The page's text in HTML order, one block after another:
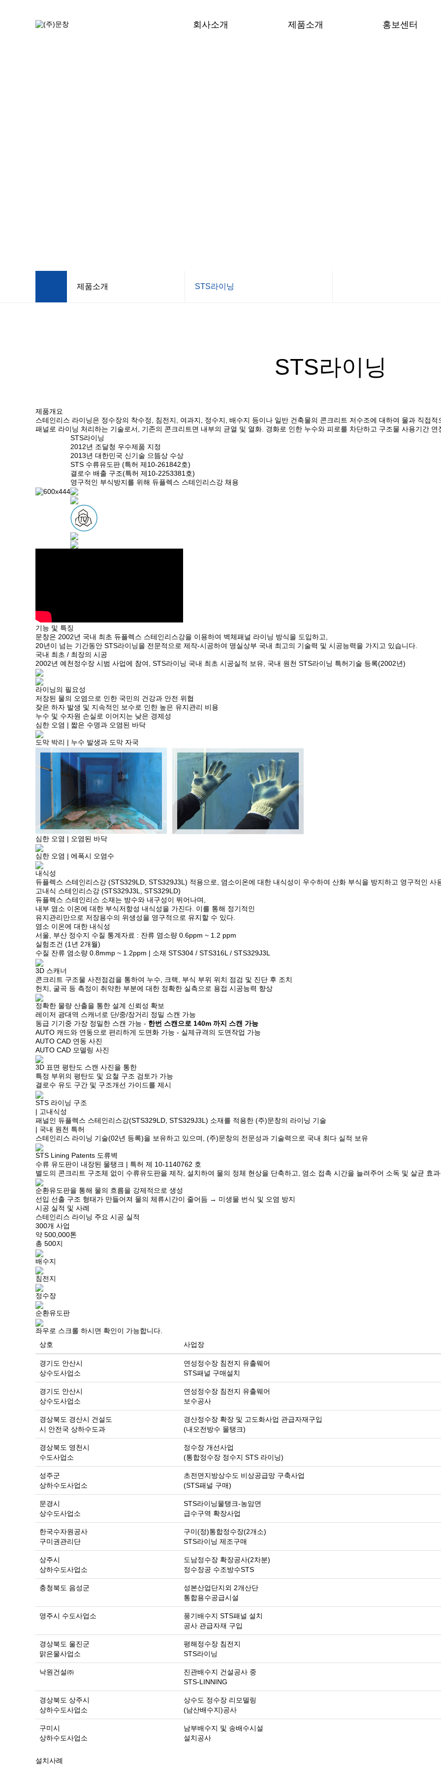
회사소개 제품소개 홍보센터
제품소개 STS라이닝
STS라이닝
제품개요
스테인리스 라이닝은 정수장의 착수정, 침전지, 여과지, 정수지, 배수지 등이나 일반 건축물의 콘크리트 저수조에 대하여 물과 직접적
패널로 라이닝 처리하는 기술로서, 기존의 콘크리트면 내부의 균열 및 열화. 경화로 인한 누수와 피로를 차단하고 구조물 사용기간 연
STS라이닝
2012년 조달청 우수제품 지정
2013년 대한민국 신기술 으뜸상 수상
STS 수류유도판 (특허 제10-261842호)
결로수 배출 구조(특허 제10-2253381호)
영구적인 부식방지를 위해 듀플렉스 스테인리스강 채용
기능 및 특징
문창은 2002년 국내 최초 듀플렉스 스테인리스강을 이용하여 벽체패널 라이닝 방식을 도입하고,
20년이 넘는 기간동안 STS라이닝을 전문적으로 제작-시공하여 명실상부 국내 최고의 기술력 및 시공능력을 가지고 있습니다.
국내 최초 / 최장의 시공
2002년 예천정수장 시범 사업에 참여, STS라이닝 국내 최초 시공실적 보유, 국내 원천 STS라이닝 특허기술 등록(2002년)
라이닝의 필요성
저장된 물의 오염으로 인한 국민의 건강과 안전 위협
잦은 하자 발생 및 지속적인 보수로 인한 높은 유지관리 비용
누수 및 수자원 손실로 이어지는 낮은 경제성
심한 오염 | 짧은 수명과 오염된 바닥
도막 박리 | 누수 발생과 도막 자국
심한 오염 | 오염된 바닥
심한 오염 | 에폭시 오염수
내식성
듀플렉스 스테인리스강 (STS329LD, STS329J3L) 적용으로, 염소이온에 대한 내식성이 우수하여 산화 부식을 방지하고 영구적인 사
고내식 스테인리스강 (STS329J3L, STS329LD)
듀플렉스 스테인리스 소재는 방수와 내구성이 뛰어나며,
내부 염소 이온에 대한 부식저항성 내식성을 가진다. 이를 통해 정기적인
유지관리만으로 저장용수의 위생성을 영구적으로 유지할 수 있다.
염소 이온에 대한 내식성
서울, 부산 정수지 수질 통계자료 : 잔류 염소량 0.6ppm ~ 1.2 ppm
실험조건 (1년 2개월)
수질 잔류 염소량 0.8mmp ~ 1.2ppm | 소재 STS304 / STS316L / STS329J3L
3D 스캐너
콘크리트 구조물 사전점검을 통하여 누수, 크랙, 부식 부위 위치 점검 및 진단 후 조치
헌치, 굴곡 등 측정이 취약한 부분에 대한 정확한 실측으로 용접 시공능력 향상
정확한 물량 산출을 통한 설계 신뢰성 확보
레이저 광대역 스캐너로 단/중/장거리 정밀 스캔 가능
동급 기기중 가장 정밀한 스캔 가능 - 한번 스캔으로 140m 까지 스캔 가능
AUTO 캐드와 연동으로 편리하게 도면화 가능 - 실제규격의 도면작업 가능
AUTO CAD 연동 사진
AUTO CAD 모델링 사진
3D 표면 평탄도 스캔 사진을 통한
특정 부위의 평탄도 및 요철 구조 검토가 가능
결로수 유도 구간 및 구조개선 가이드를 제시
STS 라이닝 구조
| 고내식성
패널인 듀플렉스 스테인리스강(STS329LD, STS329J3L) 소재를 적용한 (주)문창의 라이닝 기술
| 국내 원천 특허
스테인리스 라이닝 기술(02년 등록)을 보유하고 있으며, (주)문창의 전문성과 기술력으로 국내 최다 실적 보유
STS Lining Patents 도류벽
수류 유도판이 내장된 물탱크 | 특허 제 10-1140762 호
별도의 콘크리트 구조체 없이 수류유도판을 제작, 설치하여 물의 정체 현상을 단축하고, 염소 접촉 시간을 늘려주어 소독 및 살균 효
순환유도판을 통해 물의 흐름을 강제적으로 생성
선입 선출 구조 형태가 만들어져 물의 체류시간이 줄어듬 → 미생물 번식 및 오염 방지
시공 실적 및 사례
스테인리스 라이닝 주요 시공 실적
300개 사업
약 500,000톤
총 500지
배수지
침전지
정수장
순환유도판
좌우로 스크롤 하시면 확인이 가능합니다.
상호
사업장
경기도 안산시
상수도사업소
연성정수장 침전지 유출웨어
STS패널 구매설치
경기도 안산시
상수도사업소
연성정수장 침전지 유출웨어
보수공사
경상북도 경산시 건설도
시 안전국 상하수도과
경산정수장 확장 및 고도화사업 관급자재구입
(내오전방수 물탱크)
경상북도 영천시
수도사업소
정수장 개선사업
(통합정수장 정수지 STS 라이닝)
성주군
상하수도사업소
초전면지방상수도 비상공급망 구축사업
(STS패널 구매)
문경시
상수도사업소
STS라이닝물탱크-농암면
급수구역 확장사업
한국수자원공사
구미권관리단
구미(정)통합정수장(2개소)
STS라이닝 제조구매
상주시
상하수도사업소
도남정수장 확장공사(2차분)
정수장공 수조방수STS
충청북도 음성군
성본산업단지외 2개산단
통합용수공급시설
영주시 수도사업소
풍기배수지 STS패널 설치
공사 관급자재 구입
경상북도 울진군
맑은물사업소
평해정수장 침전지
STS라이닝
낙원건설㈜
진관배수지 건설공사 중
STS-LINNING
경상북도 상주시
상하수도사업소
상수도 정수장 리모델링
(남산배수지)공사
구미시
상하수도사업소
남부배수지 및 송배수시설
설치공사
설치사례